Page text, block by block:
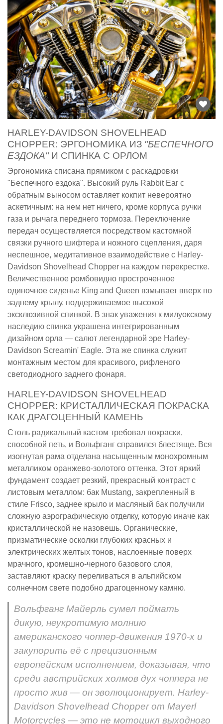
HARLEY-DAVIDSON SHOVELHEAD
CHOPPER: ЭРГОНОМИКА ИЗ "БЕСПЕЧНОГО
ЕЗДОКА"И СПИНКА С ОРЛОМ
Эргономика списана прямиком с раскадровки
"Беспечного ездока". Высокий руль Rabbit Ear с
обратным выносом оставляет кокпит невероятно
аскетичным: на нем нет ничего, кроме корпуса ручки
газа и рычага переднего тормоза. Переключение
передач осуществляется посредством кастомной
связки ручного шифтера и ножного сцепления, даря
неспешное, медитативное взаимодействие с Harley-
Davidson Shovelhead Chopper на каждом перекрестке.
Величественное ромбовидно простроченное
одиночное сиденье King and Queen взмывает вверх по
заднему крылу, поддерживаемое высокой
эксклюзивной спинкой. В знак уважения к милуокскому
наследию спинка украшена интегрированным
дизайном орла — салют легендарной эре Harley-
Davidson Screamin' Eagle. Эта же спинка служит
монтажным местом для красивого, рифленого
светодиодного заднего фонаря.
HARLEY-DAVIDSON SHOVELHEAD
CHOPPER: КРИСТАЛЛИЧЕСКАЯ ПОКРАСКА
КАК ДРАГОЦЕННЫЙ КАМЕНЬ
Столь радикальный кастом требовал покраски,
способной петь, и Вольфганг справился блестяще. Вся
изогнутая рама отделана насыщенным монохромным
металликом оранжево-золотого оттенка. Этот яркий
фундамент создает резкий, прекрасный контраст с
листовым металлом: бак Mustang, закрепленный в
стиле Frisco, заднее крыло и масляный бак получили
сложную аэрографическую отделку, которую иначе как
кристаллической не назовешь. Органические,
призматические осколки глубоких красных и
электрических желтых тонов, наслоенные поверх
мрачного, кромешно-черного базового слоя,
заставляют краску переливаться в альпийском
солнечном свете подобно драгоценному камню.
Вольфганг Майерль сумел поймать
дикую, неукротимую молнию
американского чоппер-движения 1970-х и
закупорить её с прецизионным
европейским исполнением, доказывая, что
среди австрийских холмов дух чоппера не
просто жив — он эволюционирует. Harley-
Davidson Shovelhead Chopper от Mayerl
Motorcycles — это не мотоцикл выходного